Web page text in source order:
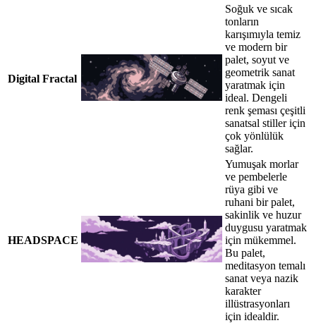
Digital Fractal
Soğuk ve sıcak
tonların
karışımıyla temiz
ve modern bir
palet, soyut ve
geometrik sanat
yaratmak için
ideal. Dengeli
renk şeması çeşitli
sanatsal stiller için
çok yönlülük
sağlar.
HEADSPACE
Yumuşak morlar
ve pembelerle
rüya gibi ve
ruhani bir palet,
sakinlik ve huzur
duygusu yaratmak
için mükemmel.
Bu palet,
meditasyon temalı
sanat veya nazik
karakter
illüstrasyonları
için idealdir.